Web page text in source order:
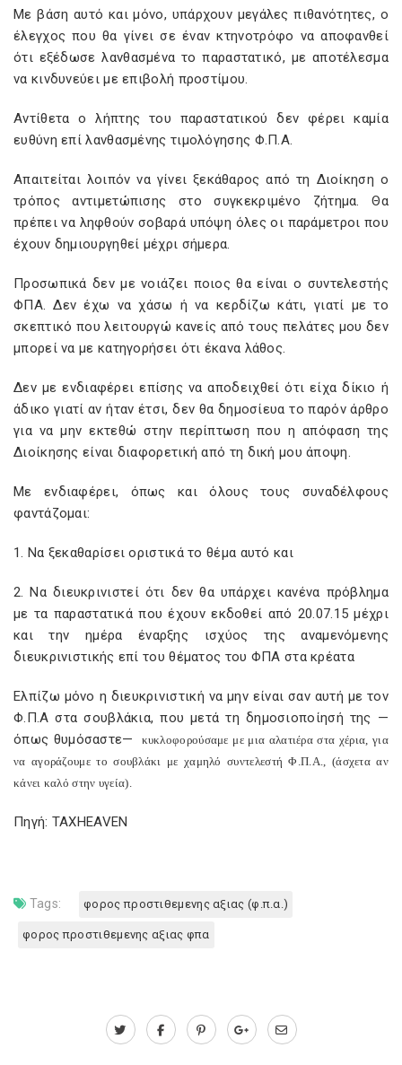
Με βάση αυτό και μόνο, υπάρχουν μεγάλες πιθανότητες, ο
έλεγχος που θα γίνει σε έναν κτηνοτρόφο να αποφανθεί
ότι εξέδωσε λανθασμένα το παραστατικό, με αποτέλεσμα
να κινδυνεύει με επιβολή προστίμου.
Αντίθετα ο λήπτης του παραστατικού δεν φέρει καμία
ευθύνη επί λανθασμένης τιμολόγησης Φ.Π.Α.
Απαιτείται λοιπόν να γίνει ξεκάθαρος από τη Διοίκηση ο
τρόπος αντιμετώπισης στο συγκεκριμένο ζήτημα. Θα
πρέπει να ληφθούν σοβαρά υπόψη όλες οι παράμετροι που
έχουν δημιουργηθεί μέχρι σήμερα.
Προσωπικά δεν με νοιάζει ποιος θα είναι ο συντελεστής
ΦΠΑ. Δεν έχω να χάσω ή να κερδίζω κάτι, γιατί με το
σκεπτικό που λειτουργώ κανείς από τους πελάτες μου δεν
μπορεί να με κατηγορήσει ότι έκανα λάθος.
Δεν με ενδιαφέρει επίσης να αποδειχθεί ότι είχα δίκιο ή
άδικο γιατί αν ήταν έτσι, δεν θα δημοσίευα το παρόν άρθρο
για να μην εκτεθώ στην περίπτωση που η απόφαση της
Διοίκησης είναι διαφορετική από τη δική μου άποψη.
Με ενδιαφέρει, όπως και όλους τους συναδέλφους
φαντάζομαι:
1. Να ξεκαθαρίσει οριστικά το θέμα αυτό και
2. Να διευκρινιστεί ότι δεν θα υπάρχει κανένα πρόβλημα
με τα παραστατικά που έχουν εκδοθεί από 20.07.15 μέχρι
και την ημέρα έναρξης ισχύος της αναμενόμενης
διευκρινιστικής επί του θέματος του ΦΠΑ στα κρέατα
Ελπίζω μόνο η διευκρινιστική να μην είναι σαν αυτή με τον
Φ.Π.Α στα σουβλάκια, που μετά τη δημοσιοποίησή της —
όπως θυμόσαστε—
κυκλοφορούσαμε με μια αλατιέρα στα χέρια, για
να αγοράζουμε το σουβλάκι με χαμηλό συντελεστή Φ.Π.Α., (άσχετα αν
κάνει καλό στην υγεία).
Πηγή: TAXHEAVEN
Tags: φορος προστιθεμενης αξιας (φ.π.α.)
φορος προστιθεμενης αξιας φπα